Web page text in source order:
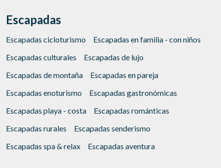
Escapadas
Escapadas cicloturismo
Escapadas en familia - con niños
Escapadas culturales
Escapadas de lujo
Escapadas de montaña
Escapadas en pareja
Escapadas enoturismo
Escapadas gastronómicas
Escapadas playa - costa
Escapadas románticas
Escapadas rurales
Escapadas senderismo
Escapadas spa & relax
Escapadas aventura